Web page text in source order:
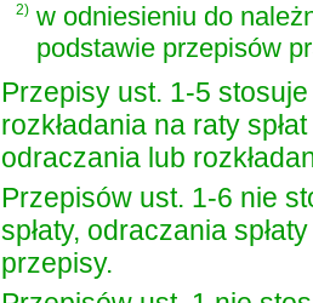
2) w odniesieniu do
podstawie przepisów
Przepisy ust. 1-5
rozkładania na raty
odraczania lub
Przepisów ust. 1-6 nie
spłaty, odraczania
przepisy.